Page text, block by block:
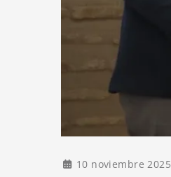
10 noviembre 2025